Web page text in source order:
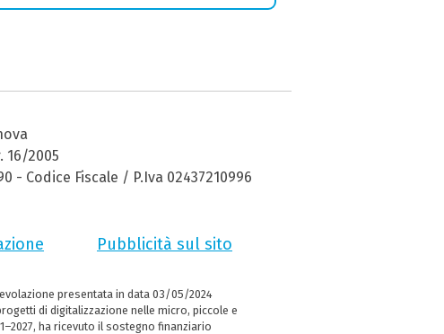
16/2005
- Codice Fiscale / P.Iva 02437210996
Pubblicità sul sito
presentata in data 03/05/2024
di digitalizzazione nelle micro, piccole e
ha ricevuto il sostegno finanziario